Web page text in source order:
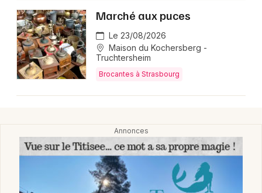
Marché aux puces
Le 23/08/2026
Maison du Kochersberg -
Truchtersheim
Brocantes à Strasbourg